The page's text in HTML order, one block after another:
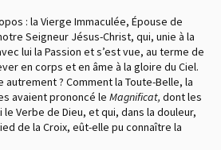
: la Vierge Immaculée, Épouse de
Seigneur Jésus-Christ, qui, unie à la
lui la Passion et s’est vue, au terme de
en corps et en âme à la gloire du Ciel.
? Comment la Toute-Belle, la
avaient prononcé le Magnificat, dont les
Verbe de Dieu, et qui, dans la douleur,
de la Croix, eût-elle pu connaître la